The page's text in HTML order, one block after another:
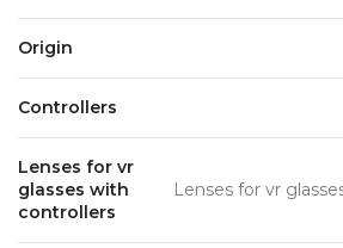
Origin
Controllers
Lenses for vr
glasses with
controllers
Lenses for vr